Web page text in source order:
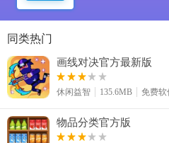
同类热门
画线对决官方最新版
休闲益智 135.6MB 免费软
物品分类官方版